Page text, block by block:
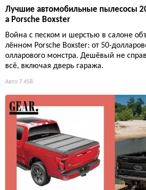
Лучшие автомобильные пылесосы
а Porsche Boxster
Война с песком и шерстью в салоне
лённом Porsche Boxster: от 50-
олларового монстра. Дешёвый не
всё, включая дверь гаража.
Авто 7 458